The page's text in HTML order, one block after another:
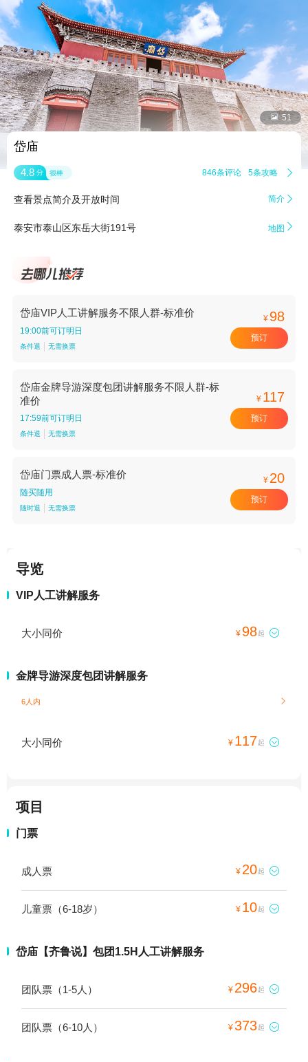
 51
岱庙
4.8 分 很棒 846条评论 5条攻略 
查看景点简介及开放时间 简介 
泰安市泰山区东岳大街191号 地图 
岱庙VIP人工讲解服务不限人群-标准价
19:00前可订明日
条件退 无需换票
¥ 98
预订
岱庙金牌导游深度包团讲解服务不限人群-标
准价
17:59前可订明日
条件退 无需换票
¥ 117
预订
岱庙门票成人票-标准价
随买随用
随时退 无需换票
¥ 20
预订
导览
VIP人工讲解服务
大小同价 ¥ 98起 
金牌导游深度包团讲解服务
6人内 
大小同价 ¥ 117起 
项目
门票
成人票 ¥ 20起 
儿童票（6-18岁） ¥ 10起 
岱庙【齐鲁说】包团1.5H人工讲解服务
团队票（1-5人） ¥ 296起 
团队票（6-10人） ¥373起 
